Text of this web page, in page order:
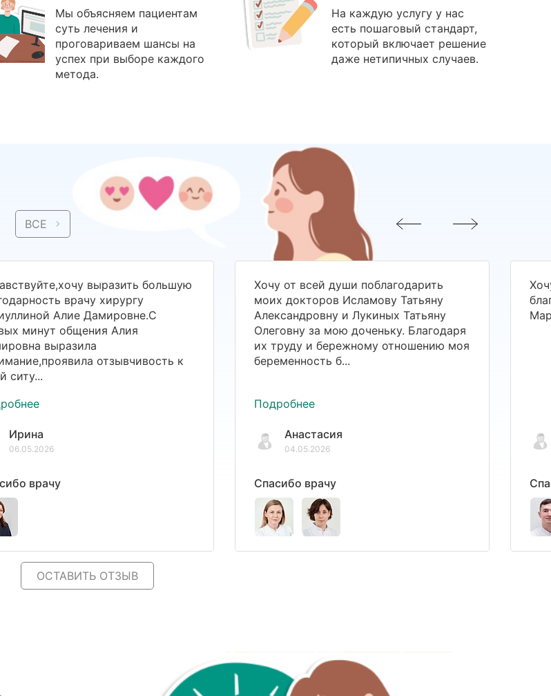
Мы объясняем пациентам
суть лечения и
проговариваем шансы на
успех при выборе каждого
метода.
На каждую услугу у нас
есть пошаговый стандарт,
который включает решение
даже нетипичных случаев.
ВСЕ
выразить большую
врачу хирургу
Алие Дамировне.С
минут общения Алия
выразила
отзывчивость к
ситу...
Ирина
06.05.2026
врачу
Хочу от всей души поблагодарить
моих докторов Исламову Татьяну
Александровну и Лукиных Татьяну
Олеговну за мою доченьку. Благодаря
их труду и бережному отношению моя
беременность б...
Подробнее
Анастасия
04.05.2026
Спасибо врачу
ОСТАВИТЬ ОТЗЫВ